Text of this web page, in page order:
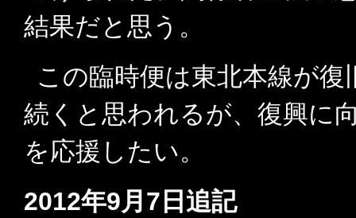
結果だと思う。
この臨時便は東北本線が
続くと思われるが、復興に
を応援したい。
2012年9月7日追記